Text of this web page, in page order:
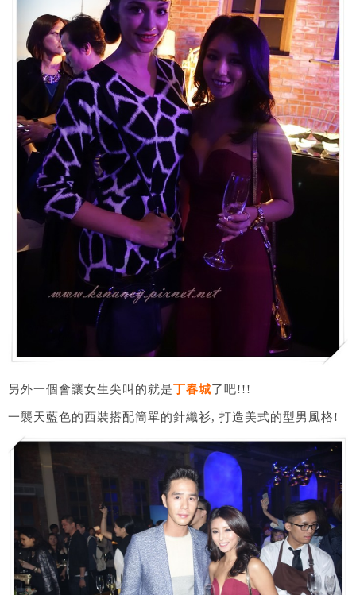
另外一個會讓女生尖叫的就是丁春城了吧!!!
一襲天藍色的西裝搭配簡單的針織衫, 打造美式的型男風格!